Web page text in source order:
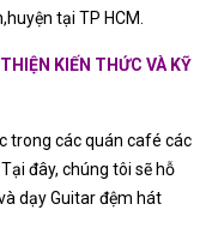
tại TP HCM.
KIẾN THỨC VÀ KỸ
trong các quán café các
đây, chúng tôi sẽ hỗ
dạy Guitar đệm hát